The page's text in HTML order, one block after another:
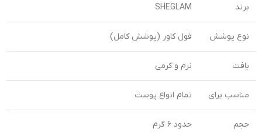
برند SHEGLAM
نوع پوشش فول کاور (پوشش کامل)
بافت نرم و کرمی
مناسب برای تمام انواع پوست
حجم حدود ۶ گرم